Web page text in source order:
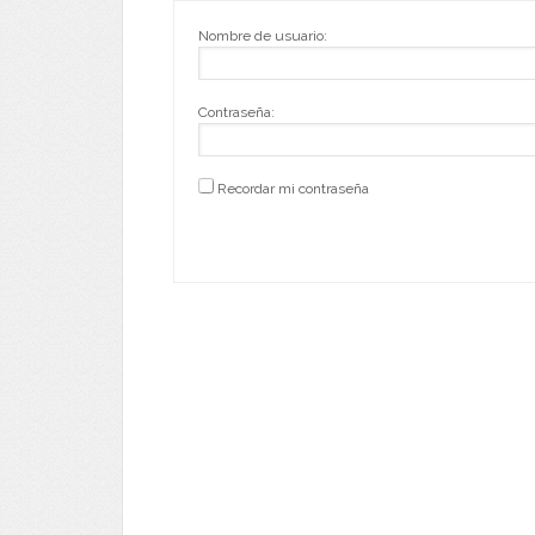
Nombre de usuario:
Contraseña:
Recordar mi contraseña